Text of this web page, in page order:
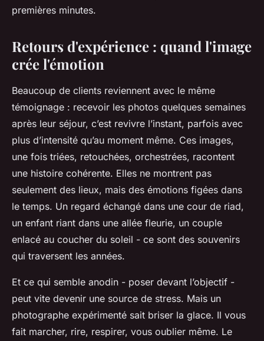
premières minutes.
Retours d'expérience : quand l'image
crée l'émotion
Beaucoup de clients reviennent avec le même
témoignage : recevoir les photos quelques semaines
après leur séjour, c’est revivre l’instant, parfois avec
plus d’intensité qu’au moment même. Ces images,
une fois triées, retouchées, orchestrées, racontent
une histoire cohérente. Elles ne montrent pas
seulement des lieux, mais des émotions figées dans
le temps. Un regard échangé dans une cour de riad,
un enfant riant dans une allée fleurie, un couple
enlacé au coucher du soleil - ce sont des souvenirs
qui traversent les années.
Et ce qui semble anodin - poser devant l’objectif -
peut vite devenir une source de stress. Mais un
photographe expérimenté sait briser la glace. Il vous
fait marcher, rire, respirer, vous oublier même. Le